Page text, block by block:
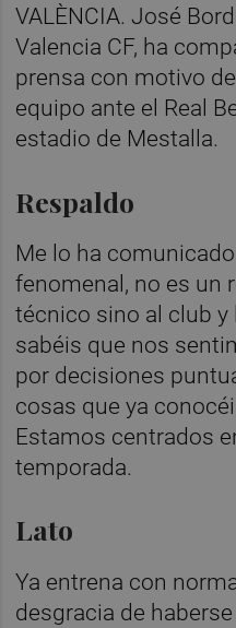
VALÈNCIA. José
Valencia CF, ha
prensa con motivo
equipo ante el Real
estadio de Mestalla.
Respaldo
Me lo ha
fenomenal, no es un
técnico sino al club
sabéis que nos
por decisiones
cosas que ya
Estamos centrados
temporada.
Lato
Ya entrena con
desgracia de